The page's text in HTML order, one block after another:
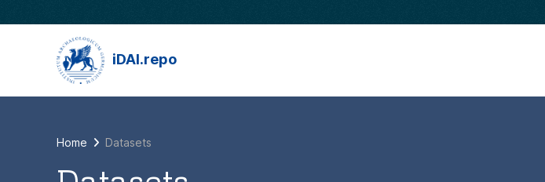
iDAI.repo
Home Datasets